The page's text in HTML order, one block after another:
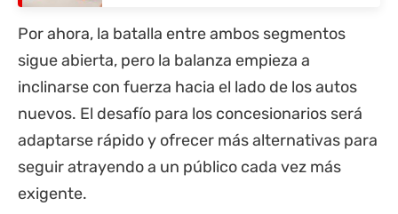
Por ahora, la batalla entre ambos segmentos
sigue abierta, pero la balanza empieza a
inclinarse con fuerza hacia el lado de los autos
nuevos. El desafío para los concesionarios será
adaptarse rápido y ofrecer más alternativas para
seguir atrayendo a un público cada vez más
exigente.